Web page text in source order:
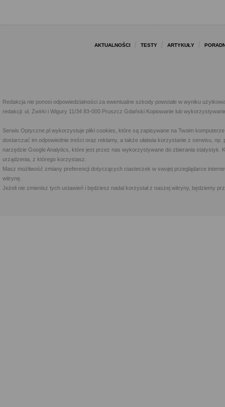
AKTUALNOŚCI TESTY ARTYKUŁY
Redakcja nie ponosi odpowiedzialności za ewentualne szkody powstałe w wyniku
redakcji: ul. Żwirki i Wigury 11/34 83-000 Pruszcz Gdański Kopiowanie lub
Serwis Optyczne.pl wykorzystuje pliki cookies, które są zapisywane na Twoim
dostarczać im odpowiednie treści oraz reklamy, a także ułatwia korzystanie z serwisu,
narzędzie Google Analytics, które jest przez nas wykorzystywane do zbierania statystyk.
urządzenia, z którego korzystasz.
Masz możliwość zmiany preferencji dotyczących ciasteczek w swojej przeglądarce
witrynę.
Jeżeli nie zmienisz tych ustawień i będziesz nadal korzystał z naszej witryny, będziemy